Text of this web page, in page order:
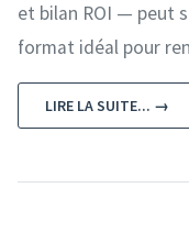
et bilan ROI — peut
format idéal pour
LIRE LA SUITE... →